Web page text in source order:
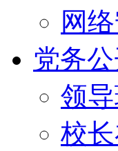
网
党务
领
校